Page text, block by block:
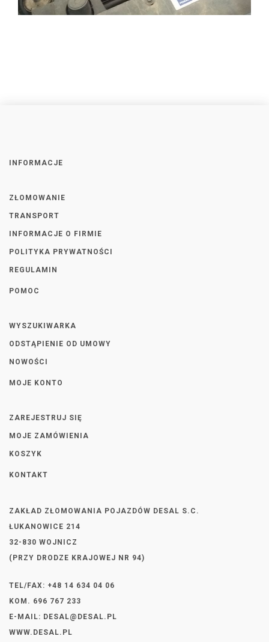
INFORMACJE
ZŁOMOWANIE
TRANSPORT
INFORMACJE O FIRMIE
POLITYKA PRYWATNOŚCI
REGULAMIN
POMOC
WYSZUKIWARKA
ODSTĄPIENIE OD UMOWY
NOWOŚCI
MOJE KONTO
ZAREJESTRUJ SIĘ
MOJE ZAMÓWIENIA
KOSZYK
KONTAKT
ZAKŁAD ZŁOMOWANIA POJAZDÓW DESAL S.C.
ŁUKANOWICE 214
32-830 WOJNICZ
(PRZY DRODZE KRAJOWEJ NR 94)
TEL/FAX: +48 14 634 04 06
KOM. 696 767 233
E-MAIL: DESAL@DESAL.PL
WWW.DESAL.PL